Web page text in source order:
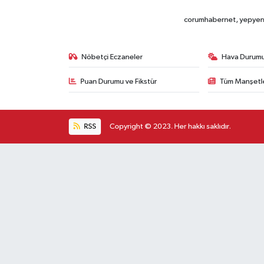
corumhabernet,
Nöbetçi Eczaneler Hava
Puan Durumu ve Fikstür Tüm
RSS Copyright © 2023. Her hakkı saklıdır.